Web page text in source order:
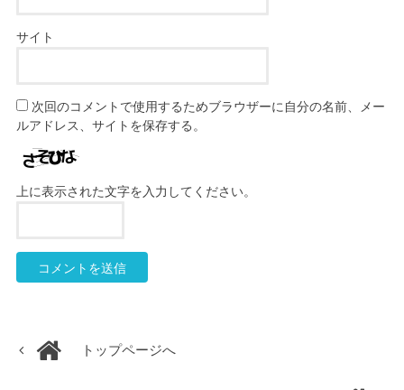
サイト
次回のコメントで使用するためブラウザーに自分の名前、メー
ルアドレス、サイトを保存する。
上に表示された文字を入力してください。
トップページへ